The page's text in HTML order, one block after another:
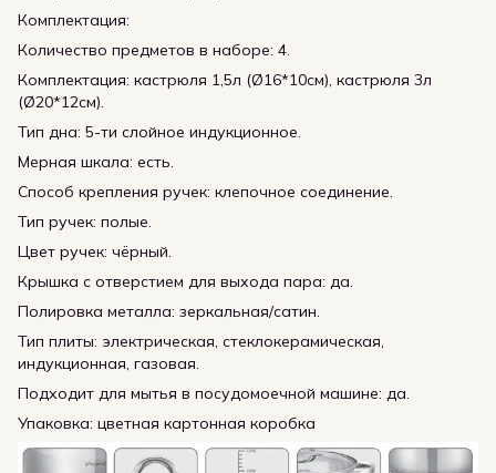
Комплектация:
Количество предметов в наборе: 4.
Комплектация: кастрюля 1,5л (Ø16*10см), кастрюля 3л
(Ø20*12см).
Тип дна: 5-ти слойное индукционное.
Мерная шкала: есть.
Способ крепления ручек: клепочное соединение.
Тип ручек: полые.
Цвет ручек: чёрный.
Крышка с отверстием для выхода пара: да.
Полировка металла: зеркальная/сатин.
Тип плиты: электрическая, стеклокерамическая,
индукционная, газовая.
Подходит для мытья в посудомоечной машине: да.
Упаковка: цветная картонная коробка